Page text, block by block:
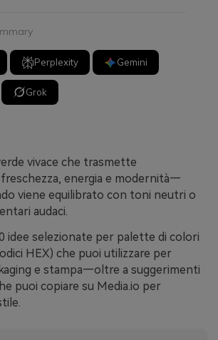
Perplexity Gemini
Grok
vivace che trasmette
energia e modernità—
viene equilibrato con toni neutri o
audaci.
idee selezionate per palette di colori
HEX) che puoi utilizzare per
e stampa—oltre a suggerimenti
puoi copiare su Media.io per